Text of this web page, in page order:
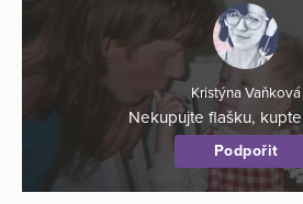
Kristýna Vaňková
Nekupujte flašku,
Podpořit